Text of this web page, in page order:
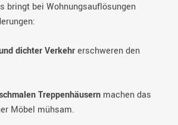
bringt bei Wohnungsauflösungen
dichter Verkehrerschweren den
Treppenhäusern machen das
Möbel mühsam.